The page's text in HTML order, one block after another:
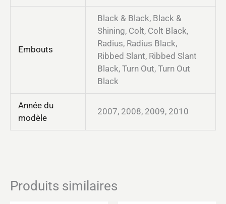
Embouts
Black & Black, Black &
Shining, Colt, Colt Black,
Radius, Radius Black,
Ribbed Slant, Ribbed Slant
Black, Turn Out, Turn Out
Black
Année du
modèle
2007, 2008, 2009, 2010
Produits similaires